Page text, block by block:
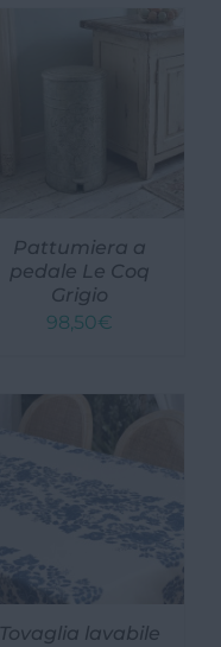
Pattumiera a
pedale Le Coq
Grigio
98,50€
Tovaglia lavabile